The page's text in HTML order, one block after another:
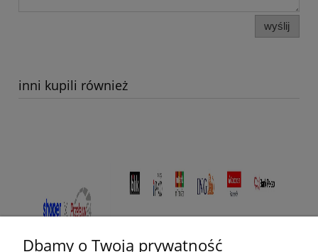
wyślij
inni kupili również
Dbamy o Twoją prywatność